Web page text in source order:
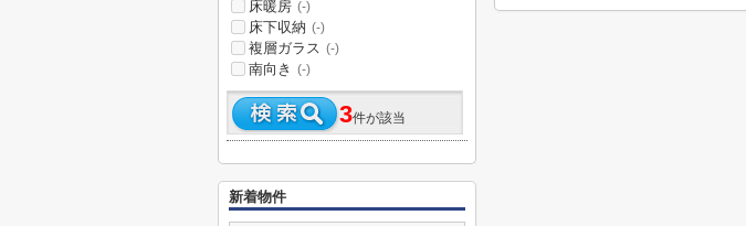
床暖房 (-)
床下収納 (-)
複層ガラス (-)
南向き (-)
3件が該当
新着物件